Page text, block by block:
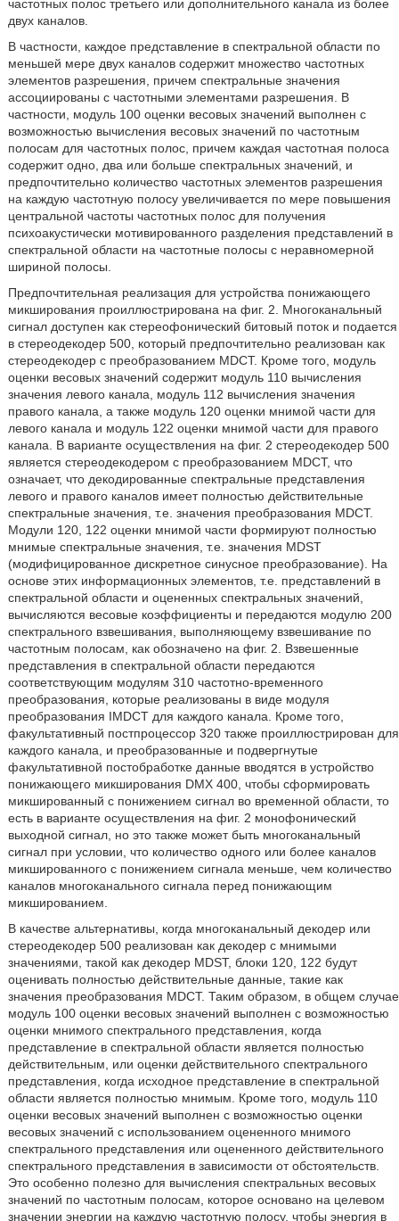
частотных полос третьего или дополнительного канала из более
двух каналов.
В частности, каждое представление в спектральной области по
меньшей мере двух каналов содержит множество частотных
элементов разрешения, причем спектральные значения
ассоциированы с частотными элементами разрешения. В
частности, модуль 100 оценки весовых значений выполнен с
возможностью вычисления весовых значений по частотным
полосам для частотных полос, причем каждая частотная полоса
содержит одно, два или больше спектральных значений, и
предпочтительно количество частотных элементов разрешения
на каждую частотную полосу увеличивается по мере повышения
центральной частоты частотных полос для получения
психоакустически мотивированного разделения представлений в
спектральной области на частотные полосы с неравномерной
шириной полосы.
Предпочтительная реализация для устройства понижающего
микширования проиллюстрирована на фиг. 2. Многоканальный
сигнал доступен как стереофонический битовый поток и подается
в стереодекодер 500, который предпочтительно реализован как
стереодекодер с преобразованием MDCT. Кроме того, модуль
оценки весовых значений содержит модуль 110 вычисления
значения левого канала, модуль 112 вычисления значения
правого канала, а также модуль 120 оценки мнимой части для
левого канала и модуль 122 оценки мнимой части для правого
канала. В варианте осуществления на фиг. 2 стереодекодер 500
является стереодекодером с преобразованием MDCT, что
означает, что декодированные спектральные представления
левого и правого каналов имеет полностью действительные
спектральные значения, т.е. значения преобразования MDCT.
Модули 120, 122 оценки мнимой части формируют полностью
мнимые спектральные значения, т.е. значения MDST
(модифицированное дискретное синусное преобразование). На
основе этих информационных элементов, т.е. представлений в
спектральной области и оцененных спектральных значений,
вычисляются весовые коэффициенты и передаются модулю 200
спектрального взвешивания, выполняющему взвешивание по
частотным полосам, как обозначено на фиг. 2. Взвешенные
представления в спектральной области передаются
соответствующим модулям 310 частотно-временного
преобразования, которые реализованы в виде модуля
преобразования IMDCT для каждого канала. Кроме того,
факультативный постпроцессор 320 также проиллюстрирован для
каждого канала, и преобразованные и подвергнутые
факультативной постобработке данные вводятся в устройство
понижающего микширования DMX 400, чтобы сформировать
микшированный с понижением сигнал во временной области, то
есть в варианте осуществления на фиг. 2 монофонический
выходной сигнал, но это также может быть многоканальный
сигнал при условии, что количество одного или более каналов
микшированного с понижением сигнала меньше, чем количество
каналов многоканального сигнала перед понижающим
микшированием.
В качестве альтернативы, когда многоканальный декодер или
стереодекодер 500 реализован как декодер с мнимыми
значениями, такой как декодер MDST, блоки 120, 122 будут
оценивать полностью действительные данные, такие как
значения преобразования MDCT. Таким образом, в общем случае
модуль 100 оценки весовых значений выполнен с возможностью
оценки мнимого спектрального представления, когда
представление в спектральной области является полностью
действительным, или оценки действительного спектрального
представления, когда исходное представление в спектральной
области является полностью мнимым. Кроме того, модуль 110
оценки весовых значений выполнен с возможностью оценки
весовых значений с использованием оцененного мнимого
спектрального представления или оцененного действительного
спектрального представления в зависимости от обстоятельств.
Это особенно полезно для вычисления спектральных весовых
значений по частотным полосам, которое основано на целевом
значении энергии на каждую частотную полосу, чтобы энергия в